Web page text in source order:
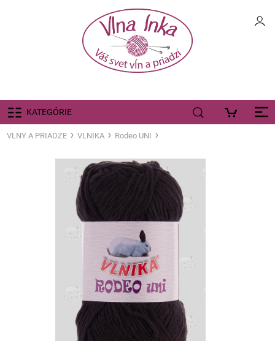
KATEGÓRIE
VLNY A PRIADZE VLNIKA Rodeo UNI